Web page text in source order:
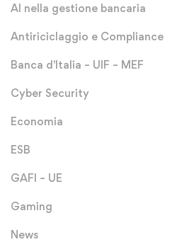
AI nella gestione bancaria
Antiriciclaggio e Compliance
Banca d'Italia – UIF – MEF
Cyber Security
Economia
ESB
GAFI – UE
Gaming
News